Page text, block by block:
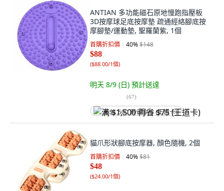
ANTIAN 多功能磁石原地慢跑指壓板
3D按摩球足底按摩墊 疏通經絡腳底按
摩腳墊/運動墊, 聖羅蘭紫, 1個
首購折扣價 40%$148
$88
($88.00/1個)
明天 8/9 (日) 預計送達
(67)
满 $1,500 再省 $75 (王道卡)
貓爪形狀腳底按摩器, 顏色隨機, 2個
首購折扣價 40%$81
$48
($24.00/1個)